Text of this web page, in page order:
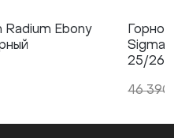
Radium Ebony
25/26
46 390